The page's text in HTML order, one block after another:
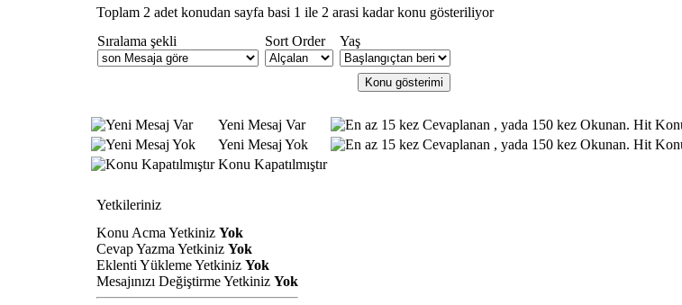
Toplam 2 adet konudan sayfa basi 1 ile 2 arasi kadar konu gösteriliyor
Sıralama şekli
Sort Order Yaş
Yeni Mesaj Var
Hit
Yeni Mesaj Yok
Hit
Konu Kapatılmıştır
Yetkileriniz
Konu Acma Yetkiniz Yok
Cevap Yazma Yetkiniz Yok
Eklenti Yükleme Yetkiniz Yok
Mesajınızı Değiştirme Yetkiniz Yok